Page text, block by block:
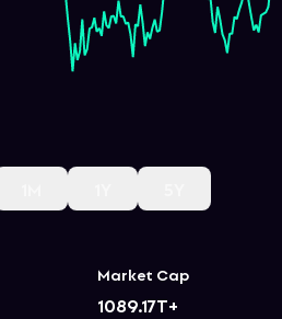
Market Cap
1089.17T+